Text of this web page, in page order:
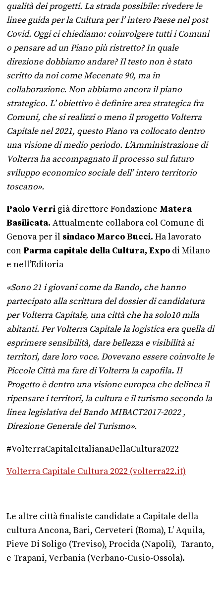
qualità dei progetti. La strada possibile: rivedere le
linee guida per la Cultura per l’ intero Paese nel post
Covid. Oggi ci chiediamo: coinvolgere tutti i Comuni
o pensare ad un Piano più ristretto? In quale
direzione dobbiamo andare? Il testo non è stato
scritto da noi come Mecenate 90, ma in
collaborazione. Non abbiamo ancora il piano
strategico. L’ obiettivo è definire area strategica fra
Comuni, che si realizzi o meno il progetto Volterra
Capitale nel 2021, questo Piano va collocato dentro
una visione di medio periodo. L’Amministrazione di
Volterra ha accompagnato il processo sul futuro
sviluppo economico sociale dell’ intero territorio
toscano».
Paolo Verri già direttore Fondazione Matera
Basilicata. Attualmente collabora col Comune di
Genova per il sindaco Marco Bucci. Ha lavorato
con Parma capitale della Cultura, Expo di Milano
e nell’Editoria
«Sono 21 i giovani come da Bando, che hanno
partecipato alla scrittura del dossier di candidatura
per Volterra Capitale, una città che ha solo10 mila
abitanti. Per Volterra Capitale la logistica era quella di
esprimere sensibilità, dare bellezza e visibilità ai
territori, dare loro voce. Dovevano essere coinvolte le
Piccole Città ma fare di Volterra la capofila. Il
Progetto è dentro una visione europea che delinea il
ripensare i territori, la cultura e il turismo secondo la
linea legislativa del Bando MIBACT2017-2022 ,
Direzione Generale del Turismo».
‪#‎VolterraCapitaleItalianaDellaCultura2022‬
Volterra Capitale Cultura 2022 (volterra22.it)
Le altre città finaliste candidate a Capitale della
cultura Ancona, Bari, Cerveteri (Roma), L’ Aquila,
Pieve Di Soligo (Treviso), Procida (Napoli), Taranto,
e Trapani, Verbania (Verbano-Cusio-Ossola).